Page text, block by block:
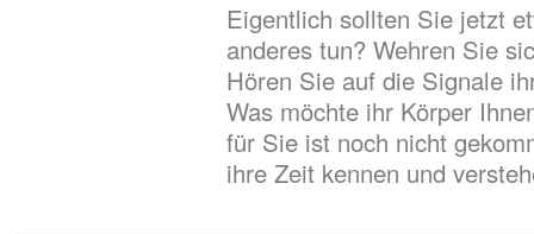
Eigentlich sollten Sie jetzt
anderes tun? Wehren Sie
Hören Sie auf die Signale
Was möchte ihr Körper
für Sie ist noch nicht
ihre Zeit kennen und